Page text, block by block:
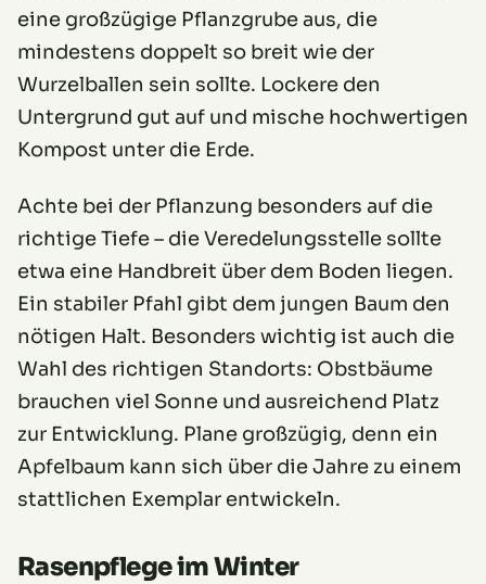
eine großzügige Pflanzgrube aus, die
mindestens doppelt so breit wie der
Wurzelballen sein sollte. Lockere den
Untergrund gut auf und mische hochwertigen
Kompost unter die Erde.
Achte bei der Pflanzung besonders auf die
richtige Tiefe – die Veredelungsstelle sollte
etwa eine Handbreit über dem Boden liegen.
Ein stabiler Pfahl gibt dem jungen Baum den
nötigen Halt. Besonders wichtig ist auch die
Wahl des richtigen Standorts: Obstbäume
brauchen viel Sonne und ausreichend Platz
zur Entwicklung. Plane großzügig, denn ein
Apfelbaum kann sich über die Jahre zu einem
stattlichen Exemplar entwickeln.
Rasenpflege im Winter